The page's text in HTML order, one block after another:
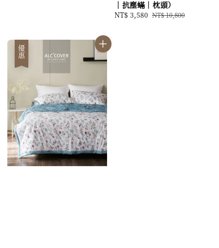
｜抗塵蟎｜枕頭）
Sale
NT$ 3,580 Regular
NT$ 10,800
優惠